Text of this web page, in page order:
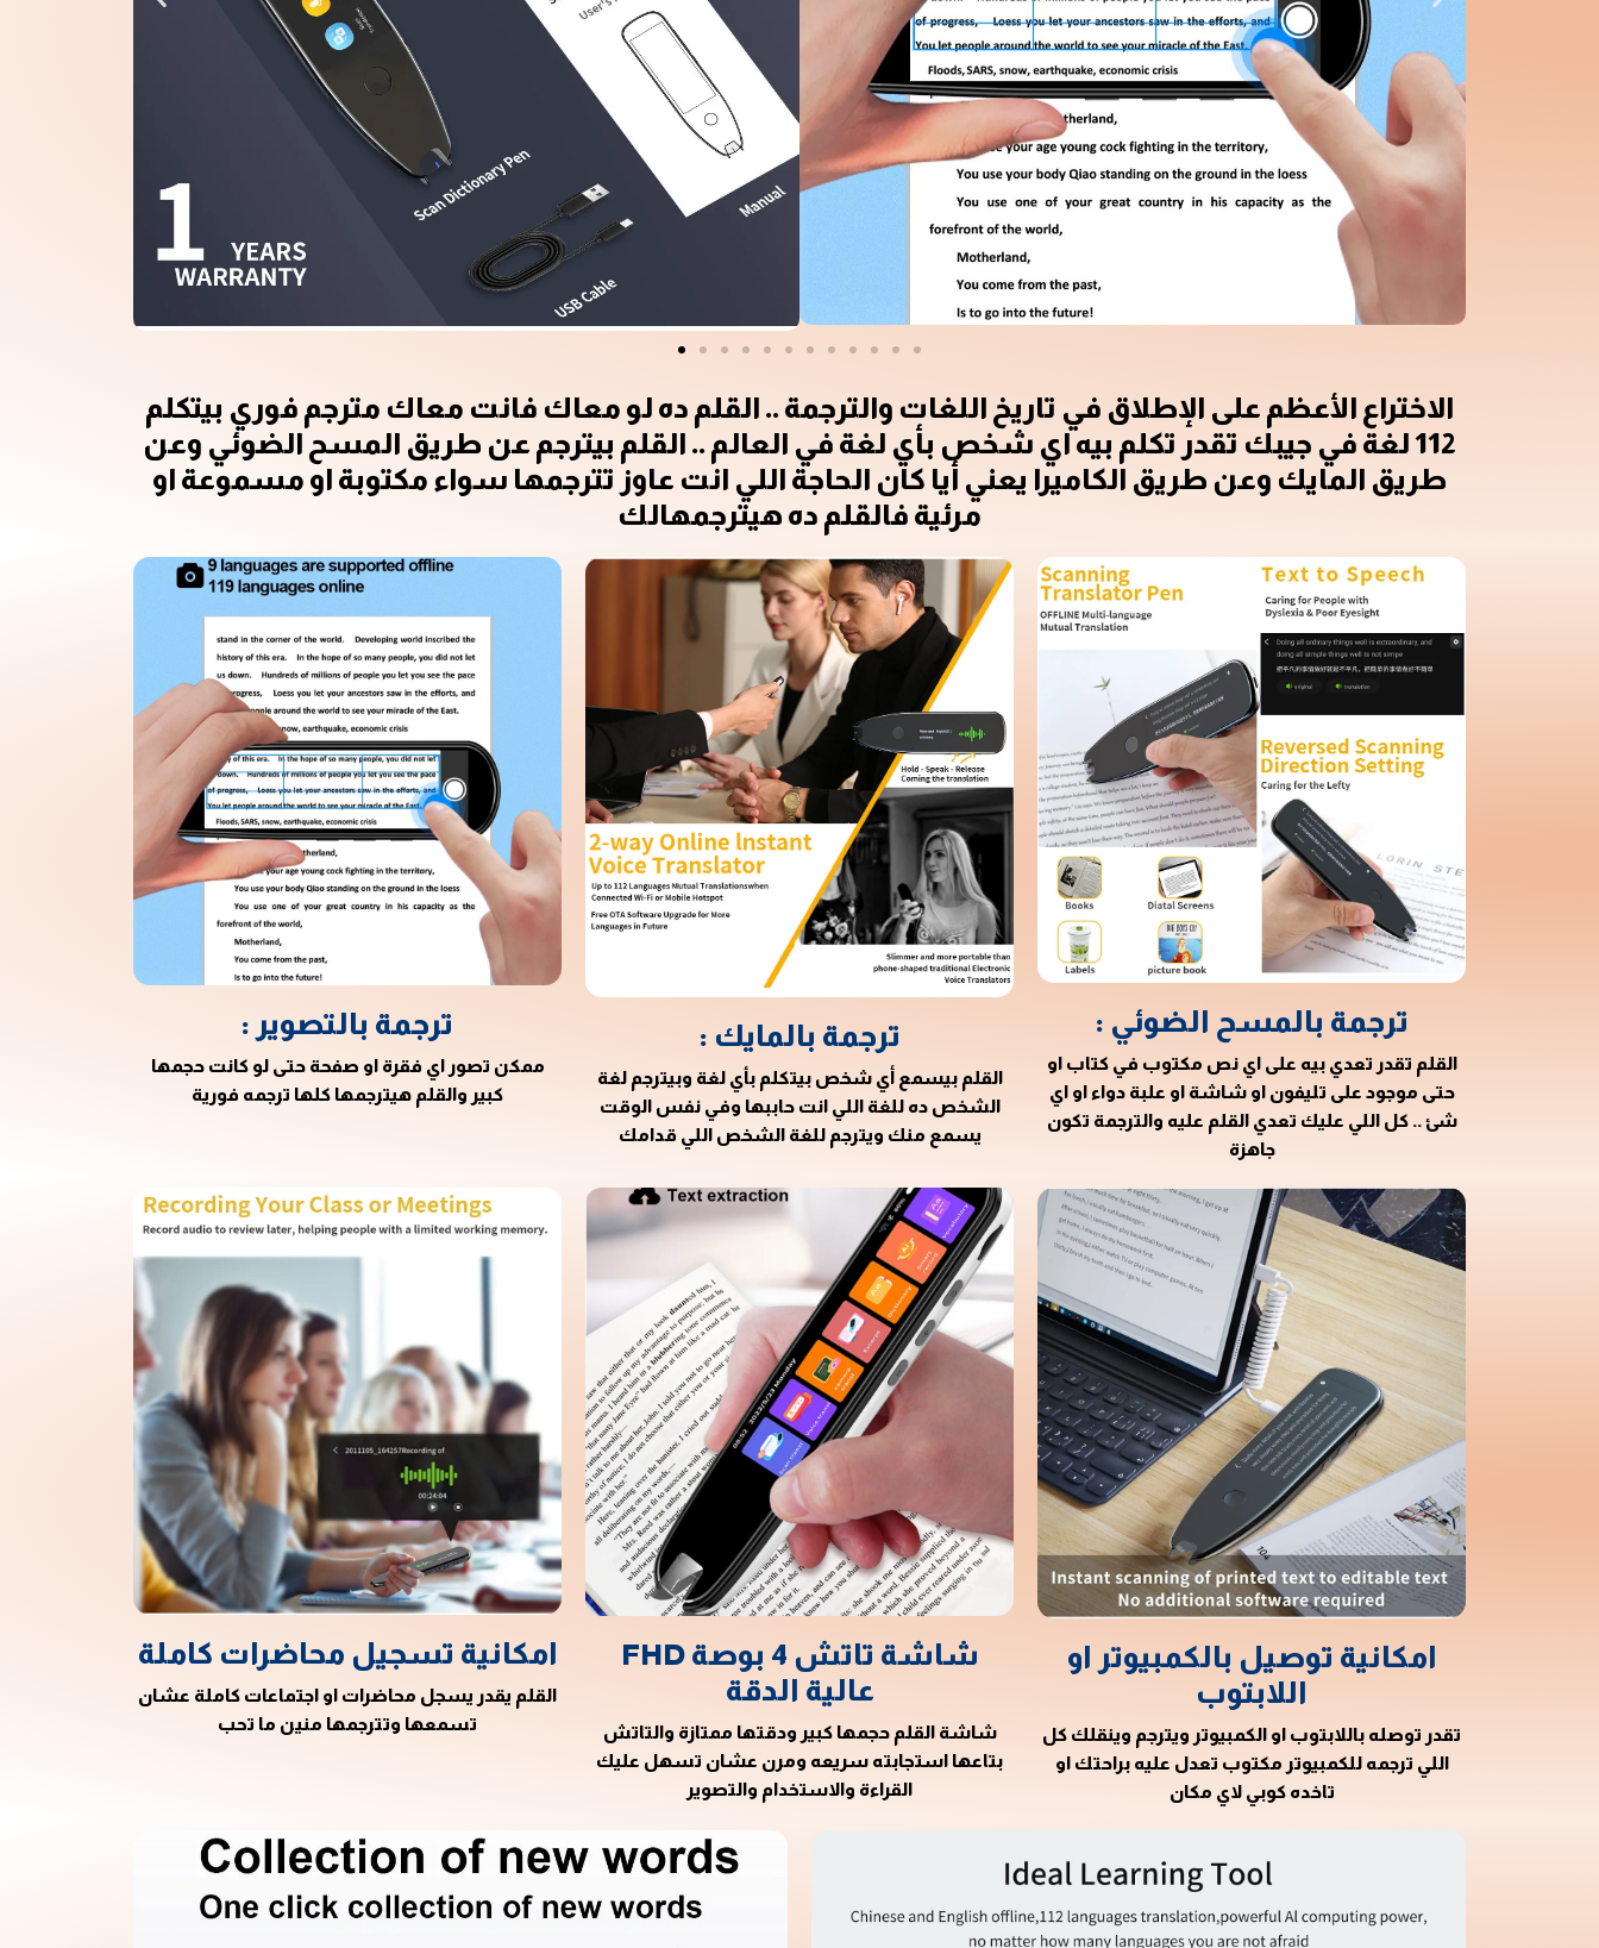
الاختراع الأعظم على الإطلاق في تاريخ اللغات والترجمة .. القلم ده لو معاك فانت معاك مترجم فوري بيتكلم
112 لغة في جيبك تقدر تكلم بيه اي شخص بأي لغة في العالم .. القلم بيترجم عن طريق المسح الضوئي وعن
طريق المايك وعن طريق الكاميرا يعني أيا كان الحاجة اللي انت عاوز تترجمها سواء مكتوبة او مسموعة او
مرئية فالقلم ده هيترجمهالك
ترجمة بالمسح الضوئي :
القلم تقدر تعدي بيه على اي نص مكتوب في كتاب او
حتى موجود على تليفون او شاشة او علبة دواء او اي
شئ .. كل اللي عليك تعدي القلم عليه والترجمة تكون
جاهزة
ترجمة بالمايك :
القلم بيسمع أي شخص بيتكلم بأي لغة وبيترجم لغة
الشخص ده للغة اللي انت حاببها وفي نفس الوقت
يسمع منك ويترجم للغة الشخص اللي قدامك
ترجمة بالتصوير :
ممكن تصور اي فقرة او صفحة حتى لو كانت حجمها
كبير والقلم هيترجمها كلها ترجمه فورية
امكانية توصيل بالكمبيوتر او
اللابتوب
تقدر توصله باللابتوب او الكمبيوتر ويترجم وينقلك كل
اللي ترجمه للكمبيوتر مكتوب تعدل عليه براحتك او
تاخده كوبي لاي مكان
شاشة تاتش 4 بوصة FHD
عالية الدقة
شاشة القلم حجمها كبير ودقتها ممتازة والتاتش
بتاعها استجابته سريعه ومرن عشان تسهل عليك
القراءة والاستخدام والتصوير
امكانية تسجيل محاضرات كاملة
القلم يقدر يسجل محاضرات او اجتماعات كاملة عشان
تسمعها وتترجمها منين ما تحب